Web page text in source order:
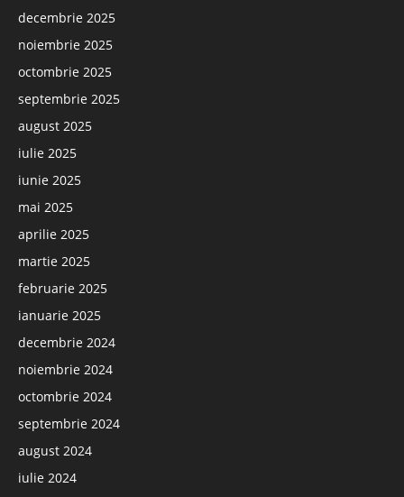
decembrie 2025
noiembrie 2025
octombrie 2025
septembrie 2025
august 2025
iulie 2025
iunie 2025
mai 2025
aprilie 2025
martie 2025
februarie 2025
ianuarie 2025
decembrie 2024
noiembrie 2024
octombrie 2024
septembrie 2024
august 2024
iulie 2024